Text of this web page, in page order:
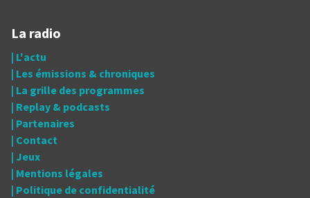
La radio
| L'actu
| Les émissions & chroniques
| La grille des programmes
| Replay & podcasts
| Partenaires
| Contact
| Jeux
| Mentions légales
| Politique de confidentialité